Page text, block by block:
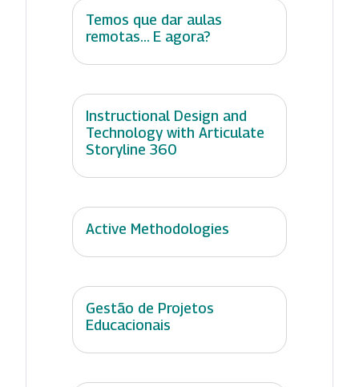
Temos que dar aulas
remotas... E agora?
Instructional Design and
Technology with Articulate
Storyline 360
Active Methodologies
Gestão de Projetos
Educacionais